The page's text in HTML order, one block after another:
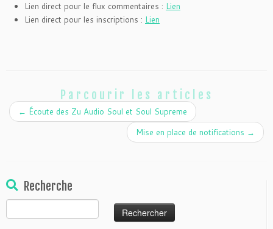
Lien direct pour le flux commentaires : Lien
Lien direct pour les inscriptions : Lien
Parcourir les articles
← Écoute des Zu Audio Soul et Soul Supreme
Mise en place de notifications →
Recherche